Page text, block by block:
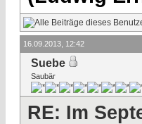
16.09.2013, 12:42
Suebe
Saubär
RE: Im